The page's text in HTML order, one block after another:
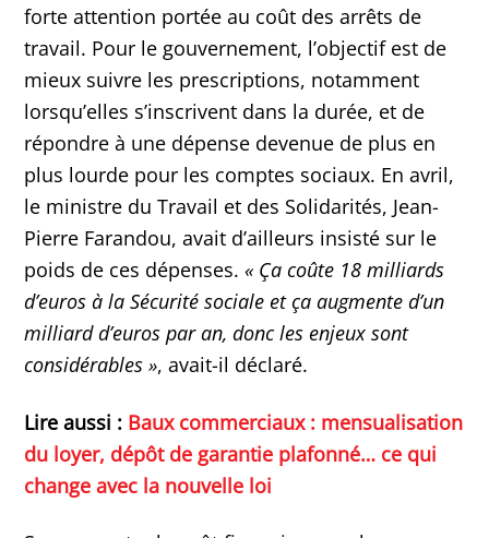
forte attention portée au coût des arrêts de
travail. Pour le gouvernement, l’objectif est de
mieux suivre les prescriptions, notamment
lorsqu’elles s’inscrivent dans la durée, et de
répondre à une dépense devenue de plus en
plus lourde pour les comptes sociaux. En avril,
le ministre du Travail et des Solidarités, Jean-
Pierre Farandou, avait d’ailleurs insisté sur le
poids de ces dépenses.« Ça coûte 18 milliards
d’euros à la Sécurité sociale et ça augmente d’un
milliard d’euros par an, donc les enjeux sont
considérables », avait-il déclaré.
Lire aussi : Baux commerciaux : mensualisation
du loyer, dépôt de garantie plafonné… ce qui
change avec la nouvelle loi